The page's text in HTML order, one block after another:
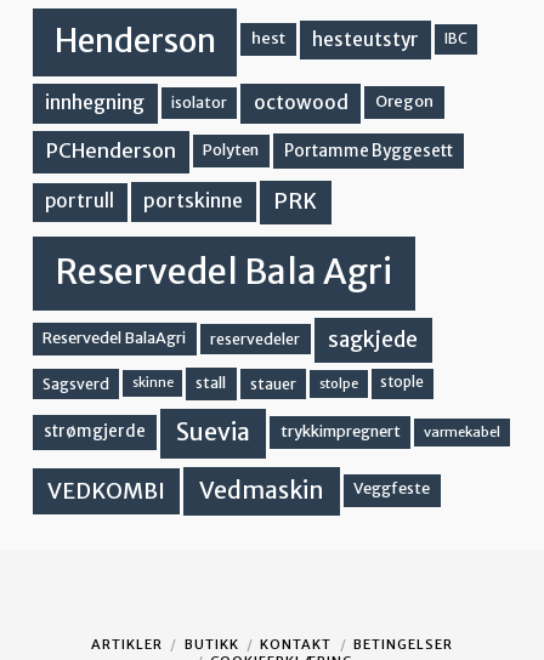
Henderson hest hesteutstyr IBC
innhegning isolator octowood Oregon
PCHenderson Polyten Portamme Byggesett
portrull portskinne PRK
Reservedel Bala Agri
Reservedel BalaAgri reservedeler sagkjede
Sagsverd skinne stall stauer stolpe stople
strømgjerde Suevia trykkimpregnert varmekabel
VEDKOMBI Vedmaskin Veggfeste
ARTIKLER BUTIKK KONTAKT
BETINGELSER